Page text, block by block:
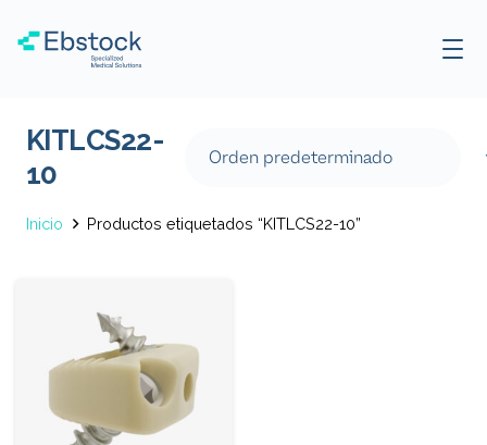
KITLCS22-
10
Inicio Productos etiquetados “KITLCS22-10”